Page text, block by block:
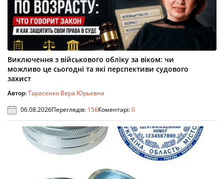
Виключення з військового обліку за віком: чи
можливо це сьогодні та які перспективи судового
захист
Автор:Тарасенко Вера Юрьевна
06.08.2026Переглядів: 156Коментарі:0